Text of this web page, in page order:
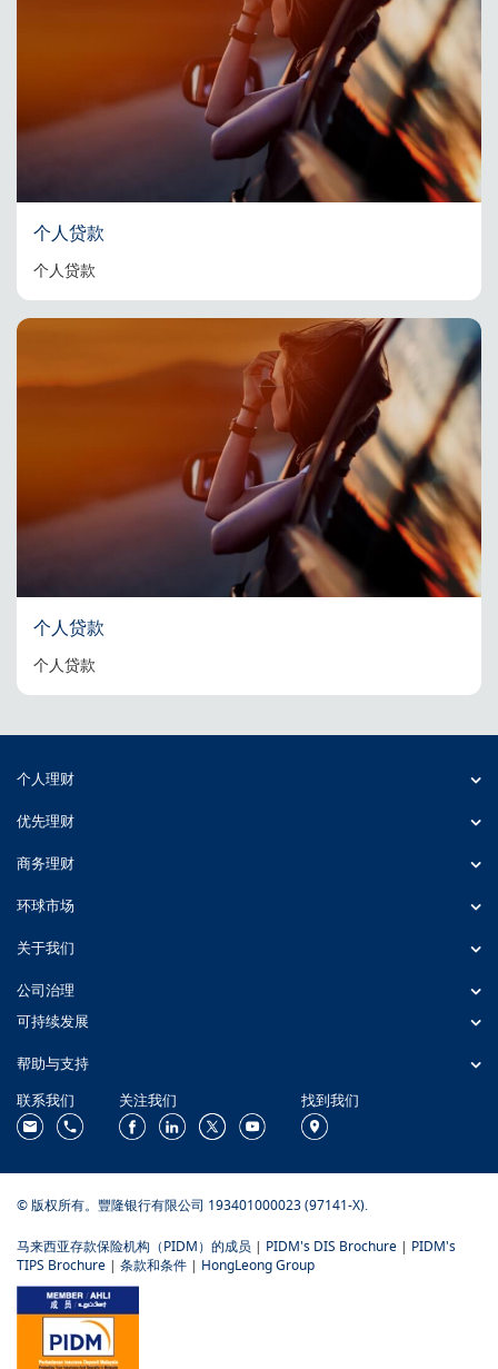
个人贷款
个人贷款
个人贷款
个人贷款
个人理财
优先理财
商务理财
环球市场
关于我们
公司治理
可持续发展
帮助与支持
联系我们
关注我们 找到我们
© 版权所有。豐隆银行有限公司 193401000023 (97141-X).
马来西亚存款保险机构（PIDM）的成员 | PIDM's DIS Brochure | PIDM's
TIPS Brochure | 条款和条件 | HongLeong Group